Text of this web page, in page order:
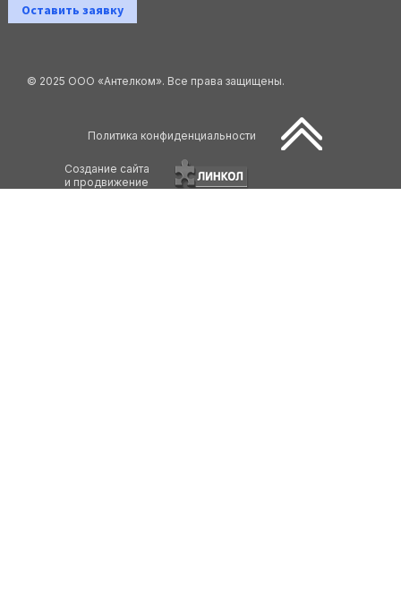
Оставить заявку
© 2025 ООО «Антелком». Все права защищены.
Политика конфиденциальности
Создание сайта
и продвижение